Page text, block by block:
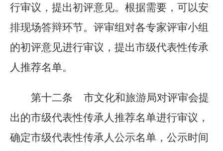
行审议，提出初评意见。根据需要，可以安
排现场答辩环节。评审组对各专家评审小组
的初评意见进行审议，提出市级代表性传承
人推荐名单。
第十二条
市文化和旅游局对评审会提
出的市级代表性传承人推荐名单进行审议，
确定市级代表性传承人公示名单，公示时间